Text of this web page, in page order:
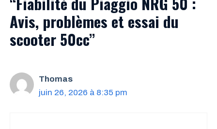
Avis, problèmes et essai du
scooter 50cc”
Thomas
juin 26, 2026 à 8:35 pm